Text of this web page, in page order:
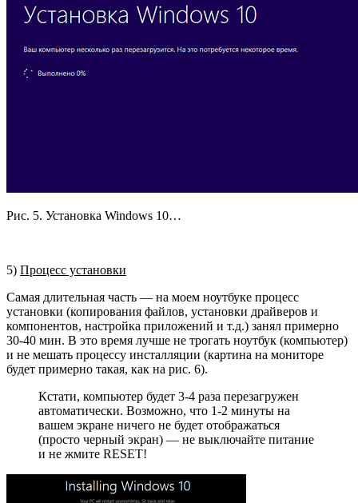
Рис. 5. Установка Windows 10…
5) Процесс установки
Самая длительная часть — на моем ноутбуке процесс
установки (копирования файлов, установки драйверов и
компонентов, настройка приложений и т.д.) занял примерно
30-40 мин. В это время лучше не трогать ноутбук (компьютер)
и не мешать процессу инсталляции (картина на мониторе
будет примерно такая, как на рис. 6).
Кстати, компьютер будет 3-4 раза перезагружен
автоматически. Возможно, что 1-2 минуты на
вашем экране ничего не будет отображаться
(просто черный экран) — не выключайте питание
и не жмите RESET!